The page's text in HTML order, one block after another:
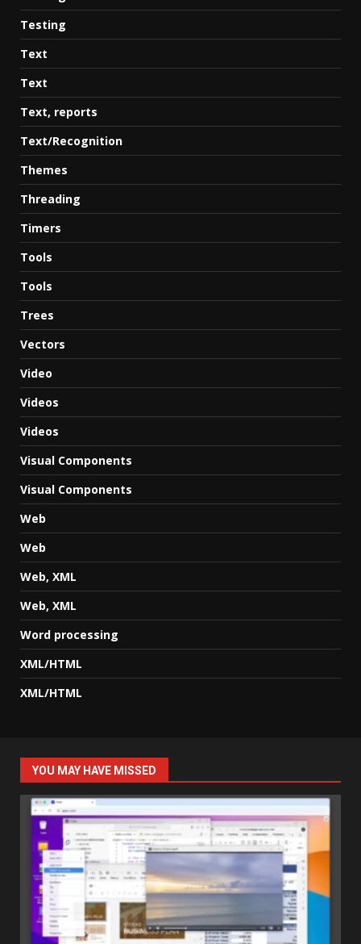
Testing
Text
Text
Text, reports
Text/Recognition
Themes
Threading
Timers
Tools
Tools
Trees
Vectors
Video
Videos
Videos
Visual Components
Visual Components
Web
Web
Web, XML
Web, XML
Word processing
XML/HTML
XML/HTML
YOU MAY HAVE MISSED